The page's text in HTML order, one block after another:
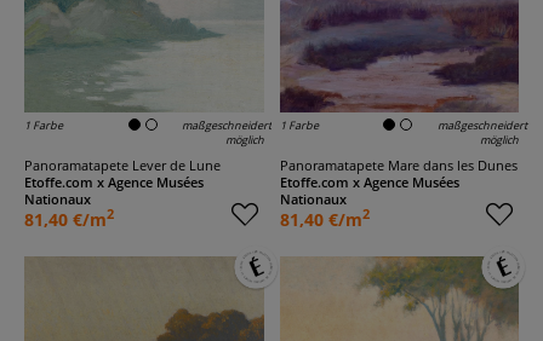
1 Farbe
maßgeschneidert
möglich
Panoramatapete Lever de Lune
Etoffe.com x Agence Musées
Nationaux
81,40 €/m2
1 Farbe
maßgeschneidert
möglich
Panoramatapete Mare dans les Dunes
Etoffe.com x Agence Musées
Nationaux
81,40 €/m2